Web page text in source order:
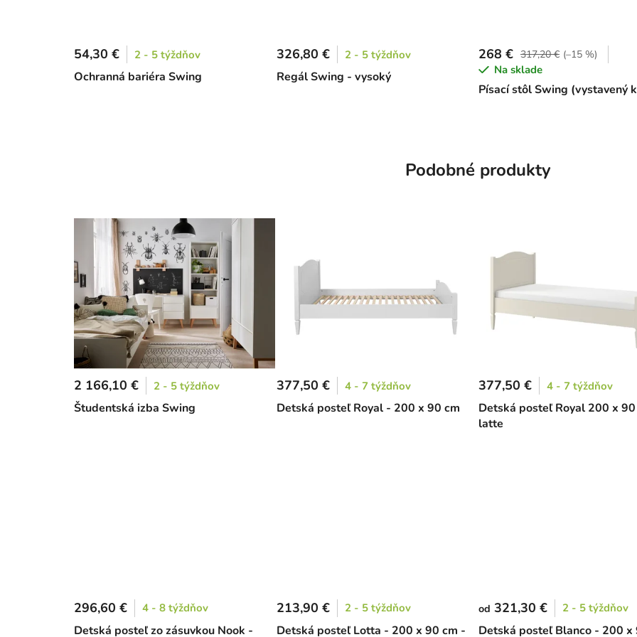
Ochranná bariéra Swing
54,30 € 2 - 5 týždňov
Regál Swing - vysoký
326,80 € 2 - 5 týždňov
Písací stôl Swing (vystavený
268 € 317,20 € (–15 %)
Na sklade
Podobné produkty
Študentská izba Swing
2 166,10 € 2 - 5 týždňov
Detská posteľ Royal - 200 x 90 cm
377,50 € 4 - 7 týždňov
Detská posteľ Royal 200 x
latte
377,50 € 4 - 7 týždňov
Detská posteľ zo zásuvkou Nook -
296,60 € 4 - 8 týždňov
Detská posteľ Lotta - 200 x 90 cm -
213,90 € 2 - 5 týždňov
Detská posteľ Blanco - 200 x
od 321,30 € 2 - 5 týždňov